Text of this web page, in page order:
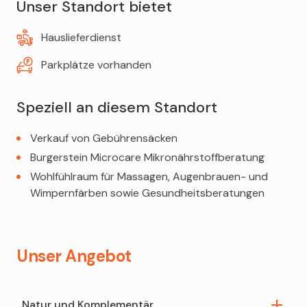
Unser Standort bietet
Hauslieferdienst
Parkplätze vorhanden
Speziell an diesem Standort
Verkauf von Gebührensäcken
Burgerstein Microcare Mikronährstoffberatung
Wohlfühlraum für Massagen, Augenbrauen- und
Wimpernfärben sowie Gesundheitsberatungen
Unser Angebot